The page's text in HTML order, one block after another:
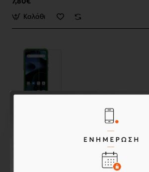
Καλάθι
Blackview BV5200 Tempered Glass 9H